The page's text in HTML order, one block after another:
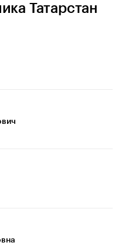
Татарстан